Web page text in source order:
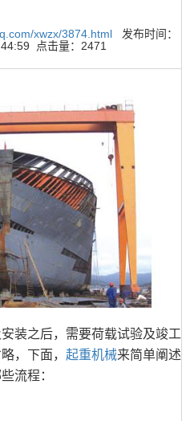
xwzx/3874.html发布时间：
点击量：2471
装之后，需要荷载试验及竣工
，下面， 起重机械来简单阐述
流程：